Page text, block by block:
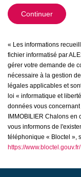
Continuer
« Les informations
fichier informatisé par
gérer votre demande de
nécessaire à la gestion
légales applicables et
loi « informatique et
données vous
IMMOBILIER Chalons
vous informons de
téléphonique « Bloctel »,
https://www.bloctel.gouv.fr/